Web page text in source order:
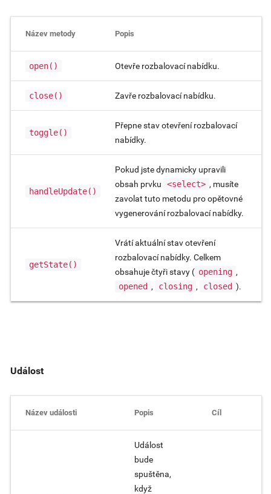
Název metody Popis
open() Otevře rozbalovací nabídku.
close() Zavře rozbalovací nabídku.
toggle()
Přepne stav otevření rozbalovací
nabídky.
handleUpdate()
Pokud jste dynamicky upravili
obsah prvku
<select> , musíte
zavolat tuto metodu pro opětovné
vygenerování rozbalovací nabídky.
getState()
Vrátí aktuální stav otevření
rozbalovací nabídky. Celkem
obsahuje čtyři stavy ( opening ,
opened , closing , closed ).
Událost
Název události Popis Cíl
Událost
bude
spuštěna,
když